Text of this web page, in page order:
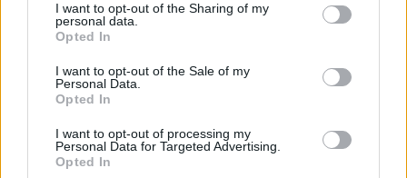
I want to opt-out of the Sharing of my
personal data.
Opted In
I want to opt-out of the Sale of my
Personal Data.
Opted In
I want to opt-out of processing my
Personal Data for Targeted Advertising.
Opted In
storia recente – ha sottolineato la presidente della Commissione Ue
-. Questo è il breve termine. Ma è necessario fare di più. Con la
risorgere dalle ceneri. Questa è l’idea alla base della piattaforma di
ricostruzione che ho proposto al presidente Zelenskyy. Ieri, nel suo
discorso qui a Davos, ha riconosciuto l’unità senza precedenti del
mondo democratico, la comprensione che la libertà deve essere
combattuta. La ricostruzione dell’Ucraina richiede anche la nostra